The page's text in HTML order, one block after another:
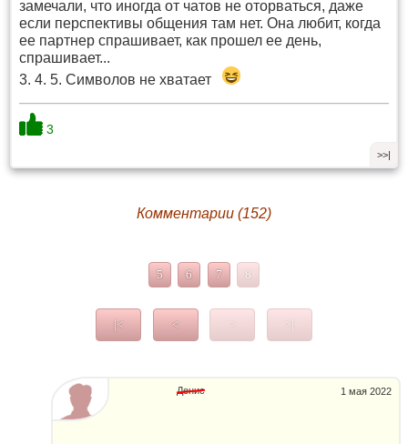
замечали, что иногда от чатов не оторваться, даже
если перспективы общения там нет. Она любит, когда
ее партнер спрашивает, как прошел ее день,
спрашивает...
3. 4. 5. Символов не хватает
3
>>|
Комментарии (152)
5 6 7 8
|< < > >|
1 мая 2022
Денис